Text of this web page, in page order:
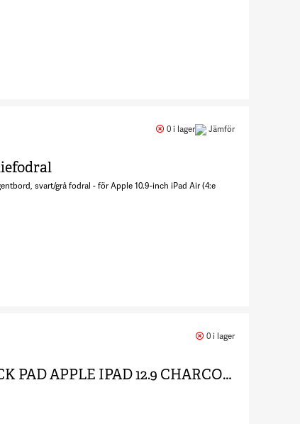
Folio 2
0 i lager Jämför
svart/grå fodral - för Apple 10.9-inch iPad Air (4:e
Tangentbord
0 i lager
KEYBOARD PRO KEYS + TRACK PAD APPLE IPAD 12.9 CHARCOAL